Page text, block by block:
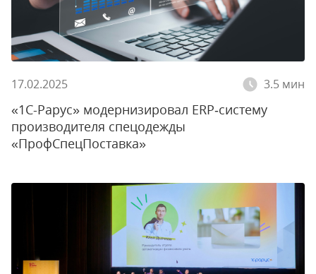
17.02.2025 3.5 мин
«1С-Рарус» модернизировал ERP‑систему
производителя спецодежды
«ПрофСпецПоставка»